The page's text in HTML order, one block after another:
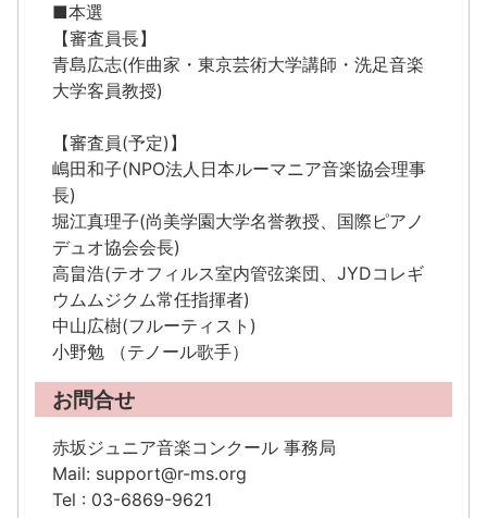
■本選
【審査員長】
青島広志(作曲家・東京芸術大学講師・洗足音楽
大学客員教授)
【審査員(予定)】
嶋田和子(NPO法人日本ルーマニア音楽協会理事
長)
堀江真理子(尚美学園大学名誉教授、国際ピアノ
デュオ協会会長)
高畠浩(テオフィルス室内管弦楽団、JYDコレギ
ウムムジクム常任指揮者)
中山広樹(フルーティスト)
小野勉 （テノール歌手）
お問合せ
赤坂ジュニア音楽コンクール 事務局
Mail: support@r-ms.org
Tel : 03-6869-9621